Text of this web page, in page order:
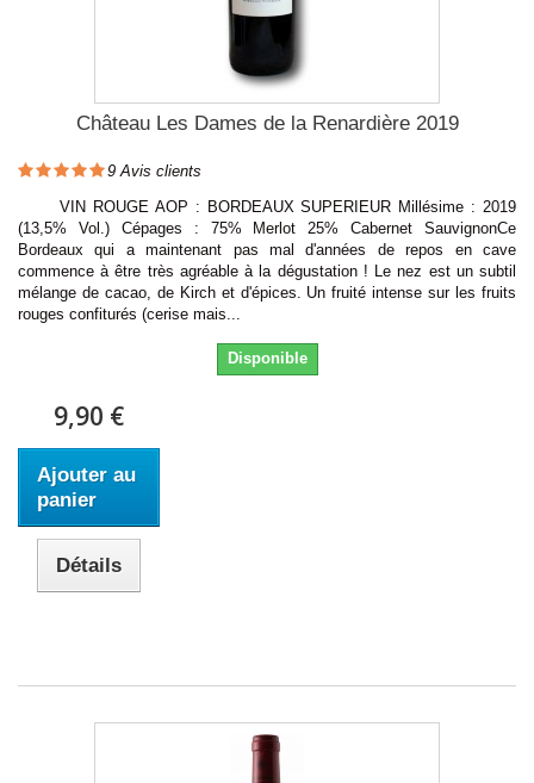
Château Les Dames de la Renardière 2019
9 Avis clients
VIN ROUGE AOP : BORDEAUX SUPERIEUR Millésime : 2019
(13,5% Vol.) Cépages : 75% Merlot 25% Cabernet SauvignonCe
Bordeaux qui a maintenant pas mal d'années de repos en cave
commence à être très agréable à la dégustation ! Le nez est un subtil
mélange de cacao, de Kirch et d'épices. Un fruité intense sur les fruits
rouges confiturés (cerise mais...
Disponible
9,90 €
Ajouter au
panier
Détails